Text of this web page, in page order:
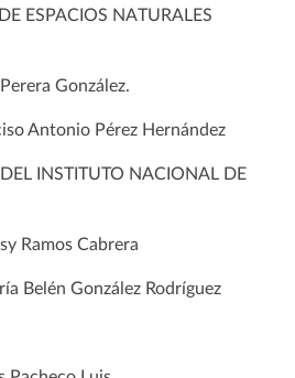
ESPACIOS NATURALES
González.
Pérez Hernández
INSTITUTO NACIONAL DE
Cabrera
Belén González Rodríguez